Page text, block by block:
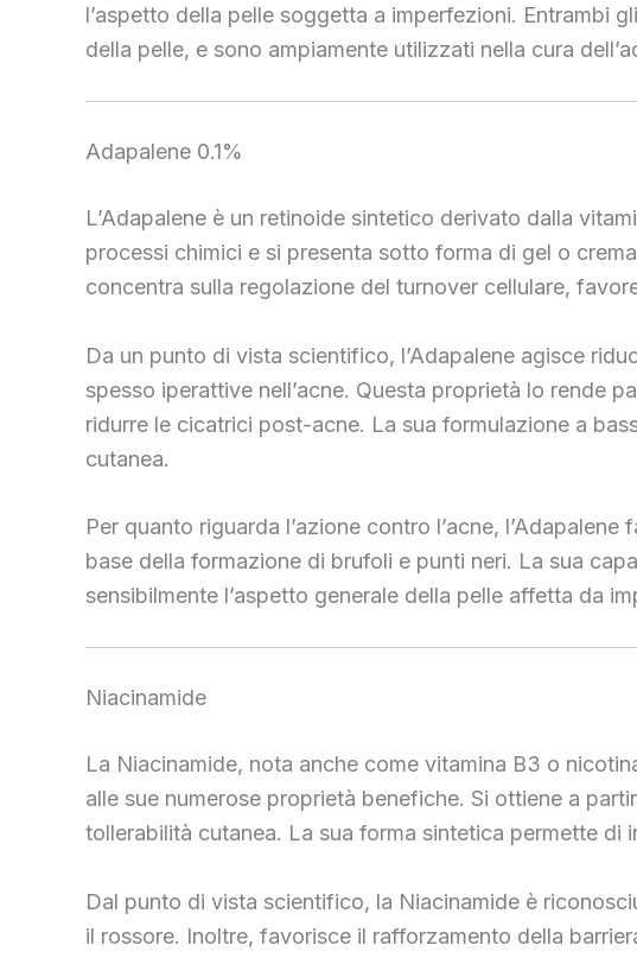
l’aspetto della pelle soggetta a imperfezioni. Entrambi
della pelle, e sono ampiamente utilizzati nella cura
Adapalene 0.1%
L’Adapalene è un retinoide sintetico derivato dalla
processi chimici e si presenta sotto forma di gel o
concentra sulla regolazione del turnover cellulare,
Da un punto di vista scientifico, l’Adapalene agisce
spesso iperattive nell’acne. Questa proprietà lo rende
ridurre le cicatrici post-acne. La sua formulazione a
cutanea.
Per quanto riguarda l’azione contro l’acne,
base della formazione di brufoli e punti neri. La sua
sensibilmente l’aspetto generale della pelle affetta da
Niacinamide
La Niacinamide, nota anche come vitamina B3 o
alle sue numerose proprietà benefiche. Si ottiene a
tollerabilità cutanea. La sua forma sintetica permette
Dal punto di vista scientifico, la Niacinamide è
il rossore. Inoltre, favorisce il rafforzamento della